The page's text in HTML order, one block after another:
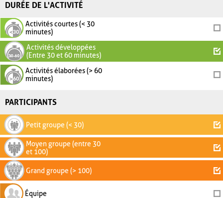
DURÉE DE L'ACTIVITÉ
Activités courtes (< 30
minutes)
Activités développées
(Entre 30 et 60 minutes)
Activités élaborées (> 60
minutes)
PARTICIPANTS
Petit groupe (< 30)
Moyen groupe (entre 30
et 100)
Grand groupe (> 100)
Équipe